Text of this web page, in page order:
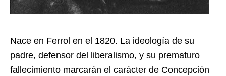
Nace en Ferrol en el 1820. La ideología de su
padre, defensor del liberalismo, y su prematuro
fallecimiento marcarán el carácter de Concepción